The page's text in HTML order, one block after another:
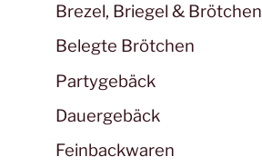
Brezel, Briegel & Brötchen
Belegte Brötchen
Partygebäck
Dauergebäck
Feinbackwaren